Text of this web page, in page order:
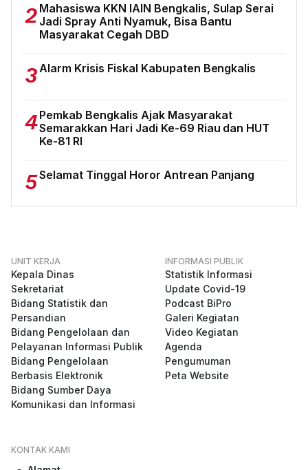
2 Mahasiswa KKN IAIN Bengkalis, Sulap Serai
Jadi Spray Anti Nyamuk, Bisa Bantu
Masyarakat Cegah DBD
3 Alarm Krisis Fiskal Kabupaten Bengkalis
4Pemkab Bengkalis Ajak Masyarakat
Semarakkan Hari Jadi Ke-69 Riau dan HUT
Ke-81 RI
5Selamat Tinggal Horor Antrean Panjang
UNIT KERJA
Kepala Dinas
Sekretariat
Bidang Statistik dan
Persandian
Bidang Pengelolaan dan
Pelayanan Informasi Publik
Bidang Pengelolaan
Berbasis Elektronik
Bidang Sumber Daya
Komunikasi dan Informasi
INFORMASI PUBLIK
Statistik Informasi
Update Covid-19
Podcast BiPro
Galeri Kegiatan
Video Kegiatan
Agenda
Pengumuman
Peta Website
KONTAK KAMI